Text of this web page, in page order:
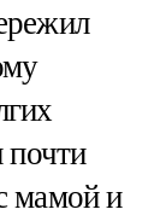
почти
мамой и